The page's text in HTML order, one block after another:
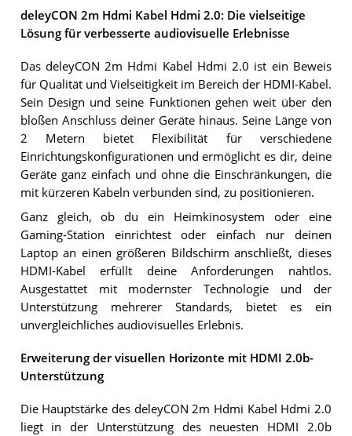
deleyCON 2m Hdmi Kabel Hdmi 2.0: Die vielseitige
Lösung für verbesserte audiovisuelle Erlebnisse
Das deleyCON 2m Hdmi Kabel Hdmi 2.0 ist ein Beweis
für Qualität und Vielseitigkeit im Bereich der HDMI-Kabel.
Sein Design und seine Funktionen gehen weit über den
bloßen Anschluss deiner Geräte hinaus. Seine Länge von
2 Metern bietet Flexibilität für verschiedene
Einrichtungskonfigurationen und ermöglicht es dir, deine
Geräte ganz einfach und ohne die Einschränkungen, die
mit kürzeren Kabeln verbunden sind, zu positionieren.
Ganz gleich, ob du ein Heimkinosystem oder eine
Gaming-Station einrichtest oder einfach nur deinen
Laptop an einen größeren Bildschirm anschließt, dieses
HDMI-Kabel erfüllt deine Anforderungen nahtlos.
Ausgestattet mit modernster Technologie und der
Unterstützung mehrerer Standards, bietet es ein
unvergleichliches audiovisuelles Erlebnis.
Erweiterung der visuellen Horizonte mit HDMI 2.0b-
Unterstützung
Die Hauptstärke des deleyCON 2m Hdmi Kabel Hdmi 2.0
liegt in der Unterstützung des neuesten HDMI 2.0b